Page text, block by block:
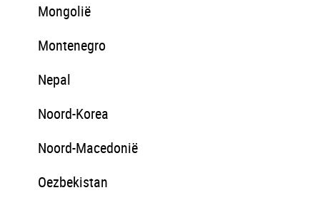
Mongolië
Montenegro
Nepal
Noord-Korea
Noord-Macedonië
Oezbekistan